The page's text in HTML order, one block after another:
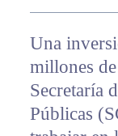
Una
millones
Secretaría
Públicas